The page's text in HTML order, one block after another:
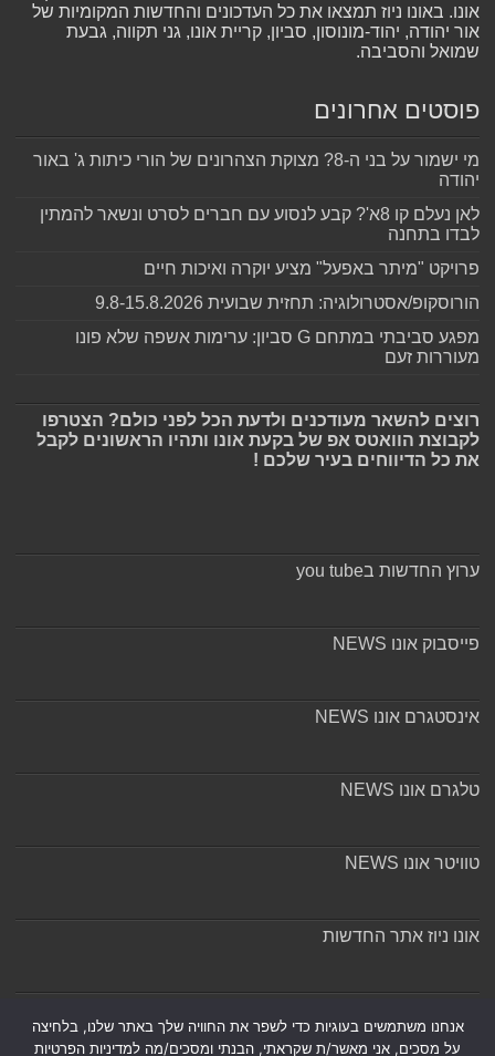
אונו. באונו ניוז תמצאו את כל העדכונים והחדשות המקומיות של
אור יהודה, יהוד-מונוסון, סביון, קריית אונו, גני תקווה, גבעת
שמואל והסביבה.
פוסטים אחרונים
מי ישמור על בני ה-8? מצוקת הצהרונים של הורי כיתות ג' באור
יהודה
לאן נעלם קו 8א'? קבע לנסוע עם חברים לסרט ונשאר להמתין
לבדו בתחנה
פרויקט "מיתר באפעל" מציע יוקרה ואיכות חיים
הורוסקופ/אסטרולוגיה: תחזית שבועית 9.8-15.8.2026
מפגע סביבתי במתחם G סביון: ערימות אשפה שלא פונו
מעוררות זעם
רוצים להשאר מעודכנים ולדעת הכל לפני כולם? הצטרפו
לקבוצת הוואטס אפ של בקעת אונו ותהיו הראשונים לקבל
את כל הדיווחים בעיר שלכם !
ערוץ החדשות בyou tube
פייסבוק אונו NEWS
אינסטגרם אונו NEWS
טלגרם אונו NEWS
טוויטר אונו NEWS
אונו ניוז אתר החדשות
אנחנו משתמשים בעוגיות כדי לשפר את החוויה שלך באתר שלנו, בלחיצה
על מסכים, אני מאשר/ת שקראתי, הבנתי ומסכים/מה למדיניות הפרטיות